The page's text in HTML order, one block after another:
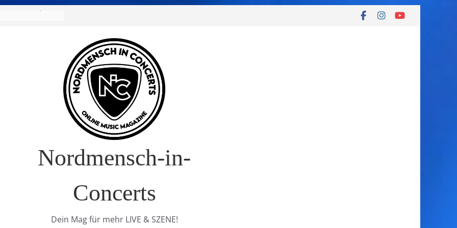
Europa-Tournee
Nordmensch-in-
Concerts
Dein Mag für mehr LIVE & SZENE!